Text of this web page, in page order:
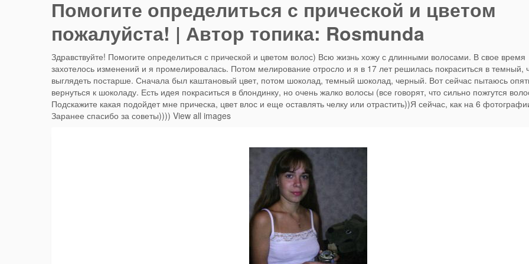
Помогите определиться с прической и цветом
пожалуйста! | Автор топика: Rosmunda
Здравствуйте! Помогите определиться с прической и цветом волос) Всю жизнь хожу с длинными волосами. В свое время
захотелось изменений и я промелировалась. Потом мелирование отросло и я в 17 лет решилась покраситься в темный,
выглядеть постарше. Сначала был каштановый цвет, потом шоколад, темный шоколад, черный. Вот сейчас пытаюсь
вернуться к шоколаду. Есть идея покраситься в блондинку, но очень жалко волосы (все говорят, что сильно пожгутся
Подскажите какая подойдет мне прическа, цвет влос и еще оставлять челку или отрастить))Я сейчас, как на 6
Заранее спасибо за советы)))) View all images